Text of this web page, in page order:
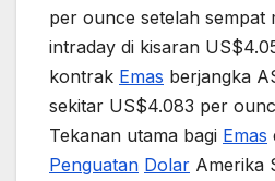
per ounce setelah sempat
intraday di kisaran
kontrak Emas berjangka
sekitar US$4.083 per
Tekanan utama bagi Emas
Penguatan Dolar Amerika